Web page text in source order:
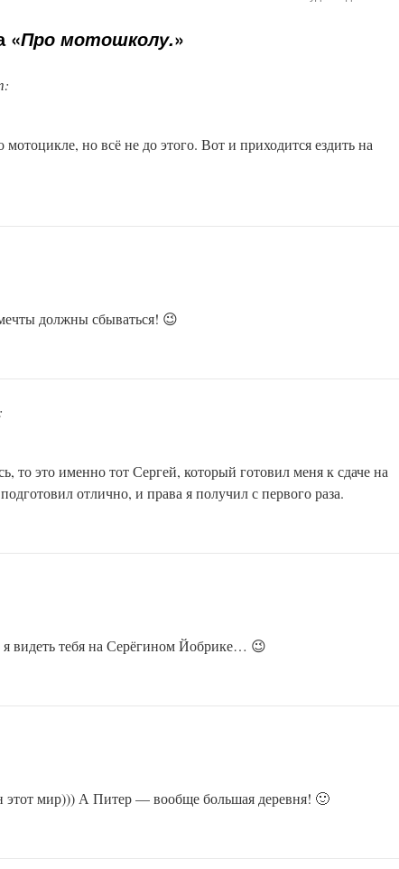
«Про мотошколу.»
но всё не до этого. Вот и приходится ездить на
должны сбываться! 😉
то это именно тот Сергей, который готовил меня к сдаче на
отлично, и права я получил с первого раза.
видеть тебя на Серёгином Йобрике… 😉
этот мир))) А Питер — вообще большая деревня! 🙂